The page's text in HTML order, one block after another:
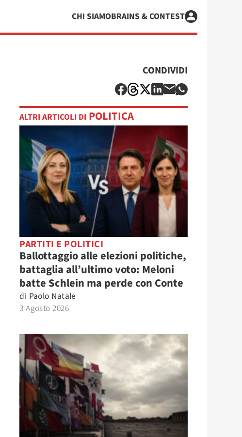
CHI SIAMOBRAINS & CONTEST
CONDIVIDI
ALTRI ARTICOLI DI POLITICA
PARTITI E POLITICI
Ballottaggio alle elezioni politiche,
battaglia all’ultimo voto: Meloni
batte Schlein ma perde con Conte
di Paolo Natale
3 Agosto 2026